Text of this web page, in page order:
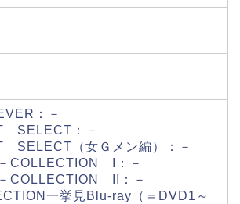
：－
SELECT：－
SELECT（女Ｇメン編）：－
COLLECTION I：－
COLLECTION II：－
一挙見Blu-ray（＝DVD1～